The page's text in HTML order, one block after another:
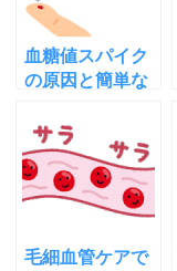
血糖値スパイク
の原因と簡単な
分でできる対策
３つ
毛細血管ケアで